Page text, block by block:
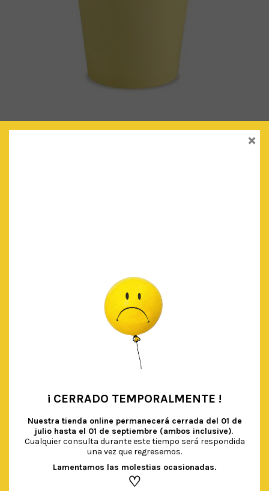
SERVILLETAS NUBE SONRIENTE
¡ CERRADO TEMPORALMENTE !
Nuestra tienda online permanecerá cerrada del 01 de
julio hasta el 01 de septiembre (ambos inclusive).
Cualquier consulta durante este tiempo será respondida
una vez que regresemos.
Lamentamos las molestias ocasionadas.
♡
×